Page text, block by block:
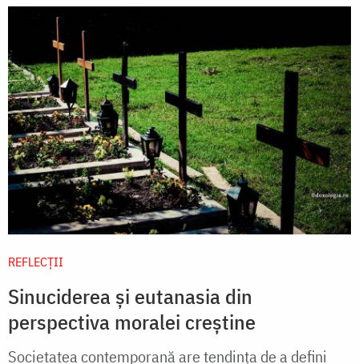
REFLECȚII
Sinuciderea şi eutanasia din
perspectiva moralei creștine
Societatea contemporană are tendinţa de a defini